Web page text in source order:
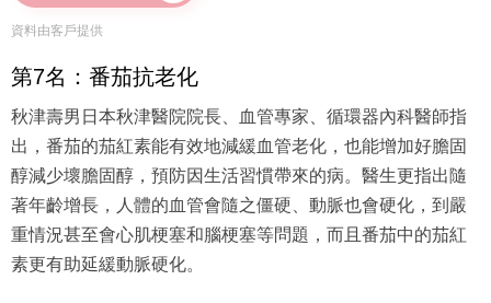
資料由客戶提供
第7名：番茄抗老化
秋津壽男日本秋津醫院院長、血管專家、循環器內科醫師指
出，番茄的茄紅素能有效地減緩血管老化，也能增加好膽固
醇減少壞膽固醇，預防因生活習慣帶來的病。醫生更指出隨
著年齡增長，人體的血管會隨之僵硬、動脈也會硬化，到嚴
重情況甚至會心肌梗塞和腦梗塞等問題，而且番茄中的茄紅
素更有助延緩動脈硬化。